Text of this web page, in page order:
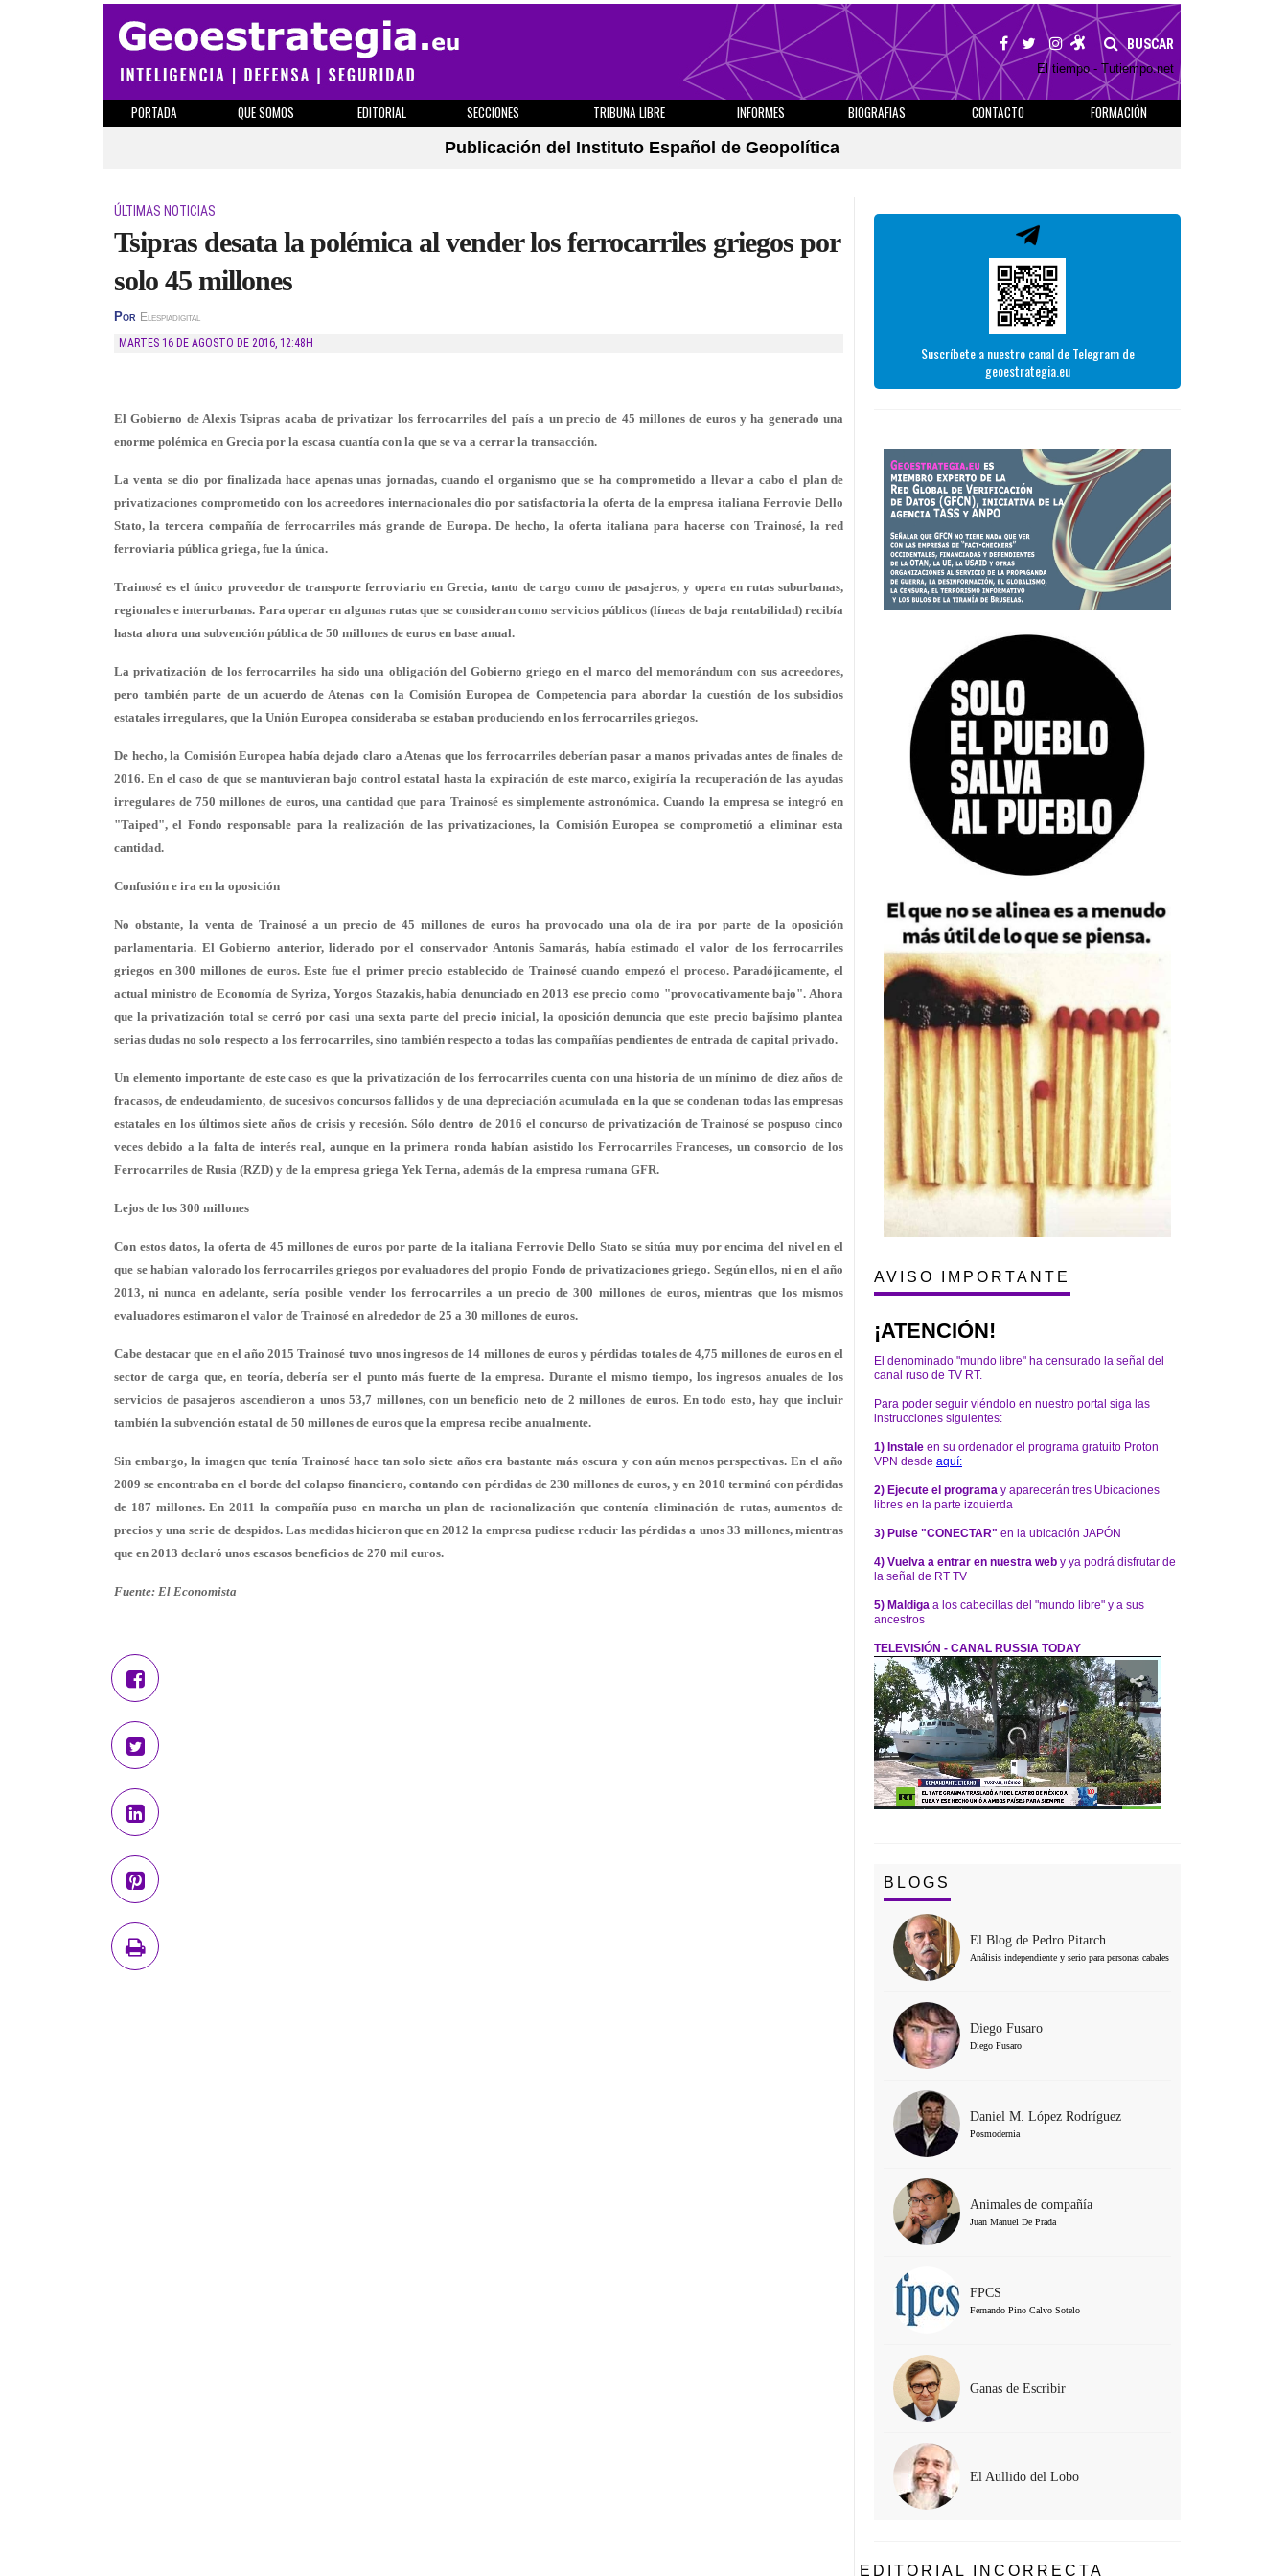
BUSCAR
El tiempo - Tutiempo.net
PORTADA QUE SOMOS EDITORIAL SECCIONES TRIBUNA LIBRE INFORMES BIOGRAFIAS CONTACTO
FORMACIÓN
Publicación del Instituto Español de Geopolítica
ÚLTIMAS NOTICIAS
Tsipras desata la polémica al vender los ferrocarriles griegos por
solo 45 millones
Por Elespiadigital
MARTES 16 DE AGOSTO DE 2016, 12:48H
El Gobierno de Alexis Tsipras acaba de privatizar los ferrocarriles del país a un precio de 45 millones de euros y ha generado una
enorme polémica en Grecia por la escasa cuantía con la que se va a cerrar la transacción.
La venta se dio por finalizada hace apenas unas jornadas, cuando el organismo que se ha comprometido a llevar a cabo el plan de
privatizaciones comprometido con los acreedores internacionales dio por satisfactoria la oferta de la empresa italiana Ferrovie Dello
Stato, la tercera compañía de ferrocarriles más grande de Europa. De hecho, la oferta italiana para hacerse con Trainosé, la red
ferroviaria pública griega, fue la única.
Trainosé es el único proveedor de transporte ferroviario en Grecia, tanto de cargo como de pasajeros, y opera en rutas suburbanas,
regionales e interurbanas. Para operar en algunas rutas que se consideran como servicios públicos (líneas de baja rentabilidad) recibía
hasta ahora una subvención pública de 50 millones de euros en base anual.
La privatización de los ferrocarriles ha sido una obligación del Gobierno griego en el marco del memorándum con sus acreedores,
pero también parte de un acuerdo de Atenas con la Comisión Europea de Competencia para abordar la cuestión de los subsidios
estatales irregulares, que la Unión Europea consideraba se estaban produciendo en los ferrocarriles griegos.
De hecho, la Comisión Europea había dejado claro a Atenas que los ferrocarriles deberían pasar a manos privadas antes de finales de
2016. En el caso de que se mantuvieran bajo control estatal hasta la expiración de este marco, exigiría la recuperación de las ayudas
irregulares de 750 millones de euros, una cantidad que para Trainosé es simplemente astronómica. Cuando la empresa se integró en
"Taiped", el Fondo responsable para la realización de las privatizaciones, la Comisión Europea se comprometió a eliminar esta
cantidad.
Confusión e ira en la oposición
No obstante, la venta de Trainosé a un precio de 45 millones de euros ha provocado una ola de ira por parte de la oposición
parlamentaria. El Gobierno anterior, liderado por el conservador Antonis Samarás, había estimado el valor de los ferrocarriles
griegos en 300 millones de euros. Este fue el primer precio establecido de Trainosé cuando empezó el proceso. Paradójicamente, el
actual ministro de Economía de Syriza, Yorgos Stazakis, había denunciado en 2013 ese precio como "provocativamente bajo". Ahora
que la privatización total se cerró por casi una sexta parte del precio inicial, la oposición denuncia que este precio bajísimo plantea
serias dudas no solo respecto a los ferrocarriles, sino también respecto a todas las compañías pendientes de entrada de capital privado.
Un elemento importante de este caso es que la privatización de los ferrocarriles cuenta con una historia de un mínimo de diez años de
fracasos, de endeudamiento, de sucesivos concursos fallidos y de una depreciación acumulada en la que se condenan todas las empresas
estatales en los últimos siete años de crisis y recesión. Sólo dentro de 2016 el concurso de privatización de Trainosé se pospuso cinco
veces debido a la falta de interés real, aunque en la primera ronda habían asistido los Ferrocarriles Franceses, un consorcio de los
Ferrocarriles de Rusia (RZD) y de la empresa griega Yek Terna, además de la empresa rumana GFR.
Lejos de los 300 millones
Con estos datos, la oferta de 45 millones de euros por parte de la italiana Ferrovie Dello Stato se sitúa muy por encima del nivel en el
que se habían valorado los ferrocarriles griegos por evaluadores del propio Fondo de privatizaciones griego. Según ellos, ni en el año
2013, ni nunca en adelante, sería posible vender los ferrocarriles a un precio de 300 millones de euros, mientras que los mismos
evaluadores estimaron el valor de Trainosé en alrededor de 25 a 30 millones de euros.
Cabe destacar que en el año 2015 Trainosé tuvo unos ingresos de 14 millones de euros y pérdidas totales de 4,75 millones de euros en el
sector de carga que, en teoría, debería ser el punto más fuerte de la empresa. Durante el mismo tiempo, los ingresos anuales de los
servicios de pasajeros ascendieron a unos 53,7 millones, con un beneficio neto de 2 millones de euros. En todo esto, hay que incluir
también la subvención estatal de 50 millones de euros que la empresa recibe anualmente.
Sin embargo, la imagen que tenía Trainosé hace tan solo siete años era bastante más oscura y con aún menos perspectivas. En el año
2009 se encontraba en el borde del colapso financiero, contando con pérdidas de 230 millones de euros, y en 2010 terminó con pérdidas
de 187 millones. En 2011 la compañía puso en marcha un plan de racionalización que contenía eliminación de rutas, aumentos de
precios y una serie de despidos. Las medidas hicieron que en 2012 la empresa pudiese reducir las pérdidas a unos 33 millones, mientras
que en 2013 declaró unos escasos beneficios de 270 mil euros.
Fuente: El Economista
Suscríbete a nuestro canal de Telegram de
geoestrategia.eu
AVISO IMPORTANTE
¡ATENCIÓN!
El denominado "mundo libre" ha censurado la señal del
canal ruso de TV RT.
Para poder seguir viéndolo en nuestro portal siga las
instrucciones siguientes:
1) Instale en su ordenador el programa gratuito Proton
VPN desde aquí:
2) Ejecute el programa y aparecerán tres Ubicaciones
libres en la parte izquierda
3) Pulse "CONECTAR" en la ubicación JAPÓN
4) Vuelva a entrar en nuestra web y ya podrá disfrutar de
la señal de RT TV
5) Maldiga a los cabecillas del "mundo libre" y a sus
ancestros
TELEVISIÓN - CANAL RUSSIA TODAY
BLOGS
El Blog de Pedro Pitarch
Análisis independiente y serio para personas cabales
Diego Fusaro
Diego Fusaro
Daniel M. López Rodríguez
Posmodernia
Animales de compañía
Juan Manuel De Prada
FPCS
Fernando Pino Calvo Sotelo
Ganas de Escribir
El Aullido del Lobo
EDITORIAL INCORRECTA